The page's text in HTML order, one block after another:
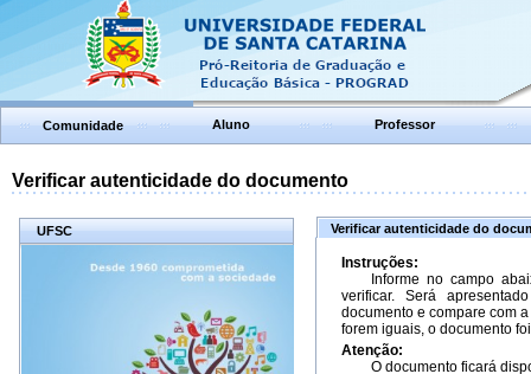
Comunidade Aluno Professor
Verificar autenticidade do documento
UFSC Verificar autenticidade do
Instruções:
Informe no campo
verificar. Será
documento e compare com
forem iguais, o documento
Atenção:
O documento ficará